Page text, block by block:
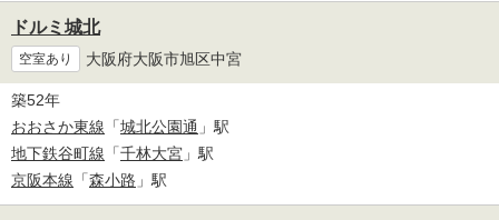
ドルミ城北
空室あり 大阪府大阪市旭区中宮
築52年
おおさか東線 「城北公園通 」駅
地下鉄谷町線 「千林大宮 」駅
京阪本線 「森小路 」駅